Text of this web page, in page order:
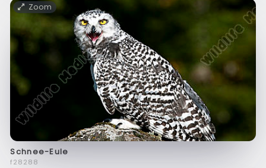
Zoom
Schnee-Eule
f28288